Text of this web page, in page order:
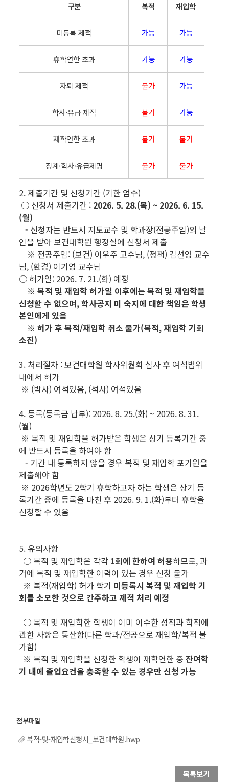
구분 복적 재입학
미등록 제적 가능 가능
휴학연한 초과 가능 가능
자퇴 제적 불가 가능
학사·유급 제적 불가 가능
재학연한 초과 불가 불가
징계·학사·유급제명 불가 불가
2. 제출기간 및 신청기간 (기한 엄수)
○ 신청서 제출기간 : 2026. 5. 28.(목) ~ 2026. 6. 15.
(월)
- 신청자는 반드시 지도교수 및 학과장(전공주임)의 날
인을 받아 보건대학원 행정실에 신청서 제출
※ 전공주임: (보건) 이우주 교수님, (정책) 김선영 교수
님, (환경) 이기영 교수님
○ 허가일: 2026. 7. 21.(화) 예정
※ 복적 및 재입학 허가일 이후에는 복적 및 재입학을
신청할 수 없으며,학사공지 미 숙지에 대한 책임은 학생
본인에게 있음
※ 허가 후 복적/재입학 취소 불가(복적, 재입학 기회
소진)
3. 처리절차 : 보건대학원 학사위원회 심사 후 여석범위
내에서 허가
※ (박사) 여석있음, (석사) 여석있음
4. 등록(등록금 납부): 2026. 8. 25.(화) ~ 2026. 8. 31.
(월)
※ 복적 및 재입학을 허가받은 학생은 상기 등록기간 중
에 반드시 등록을 하여야 함
- 기간 내 등록하지 않을 경우 복적 및 재입학 포기원을
제출해야 함
※ 2026학년도 2학기 휴학하고자 하는 학생은 상기 등
록기간 중에 등록을 마친 후 2026. 9. 1.(화)부터 휴학을
신청할 수 있음
5. 유의사항
○ 복적 및 재입학은 각각 1회에 한하여 허용하므로, 과
거에 복적 및 재입학한 이력이 있는 경우 신청 불가
※ 복적(재입학) 허가 학기 미등록시 복적 및 재입학 기
회를 소모한 것으로 간주하고 제적 처리 예정
○ 복적 및 재입학한 학생이 이미 이수한 성적과 학적에
관한 사항은 통산함(다른 학과/전공으로 재입학/복적 불
가함)
※ 복적 및 재입학을 신청한 학생이 재학연한 중잔여학
기 내에 졸업요건을 충족할 수 있는 경우만 신청 가능
복적-및-재입학신청서_보건대학원.hwp
목록보기